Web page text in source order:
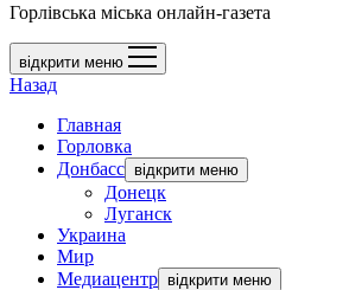
Горлівська міська онлайн-газета
відкрити меню
Назад
Главная
Горловка
Донбасс відкрити меню
Донецк
Луганск
Украина
Мир
Медиацентр відкрити меню